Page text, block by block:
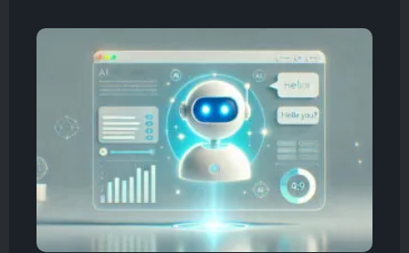
針對B2B製造商量身定制的以GPT-4為動力的聊天機